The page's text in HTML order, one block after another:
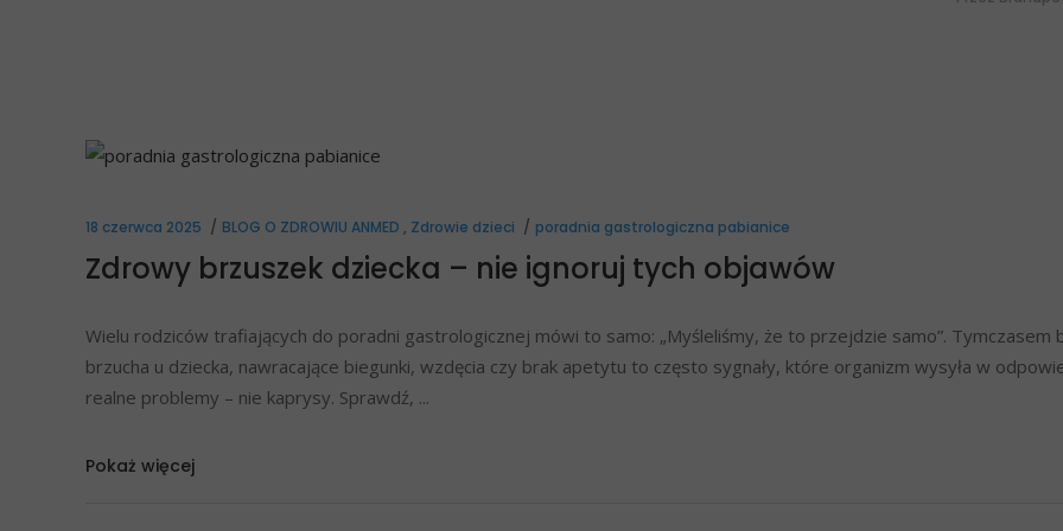
18 czerwca 2025 BLOG O ZDROWIU ANMED , Zdrowie dzieci poradnia gastrologiczna pabianice
Zdrowy brzuszek dziecka – nie ignoruj tych objawów
Wielu rodziców trafiających do poradni gastrologicznej mówi to samo: „Myśleliśmy, że to przejdzie samo”. Tymczasem
brzucha u dziecka, nawracające biegunki, wzdęcia czy brak apetytu to często sygnały, które organizm wysyła w
realne problemy – nie kaprysy. Sprawdź,
Pokaż więcej